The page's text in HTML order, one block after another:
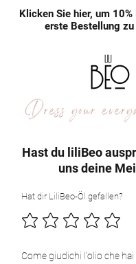
Klicken Sie hier, um
erste Bestellung
Hast du liliBeo
uns deine
Hat dir LiliBeo-Öl gefallen?
Come giudichi l'olio che